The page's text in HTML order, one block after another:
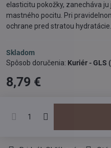
elasticitu pokožky, zanecháva
mastného pocitu. Pri
ochrane pred stratou hydratácie.
Skladom
Kuriér - GLS
8,79 €